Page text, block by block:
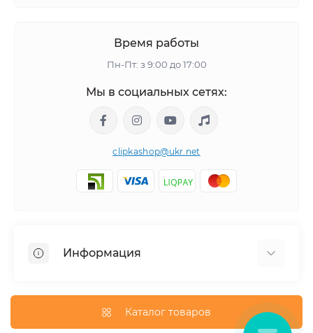
Время работы
Пн-Пт: з 9:00 до 17:00
Мы в социальных сетях:
clipkashop@ukr.net
Информация
Контакты
Каталог товаров